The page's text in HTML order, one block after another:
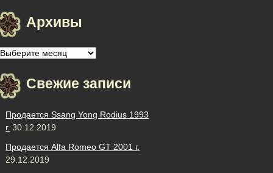
Архивы
Архивы
Свежие записи
Продается Ssang Yong Rodius 1993
г. 30.12.2019
Продается Alfa Romeo GT 2001 г.
29.12.2019